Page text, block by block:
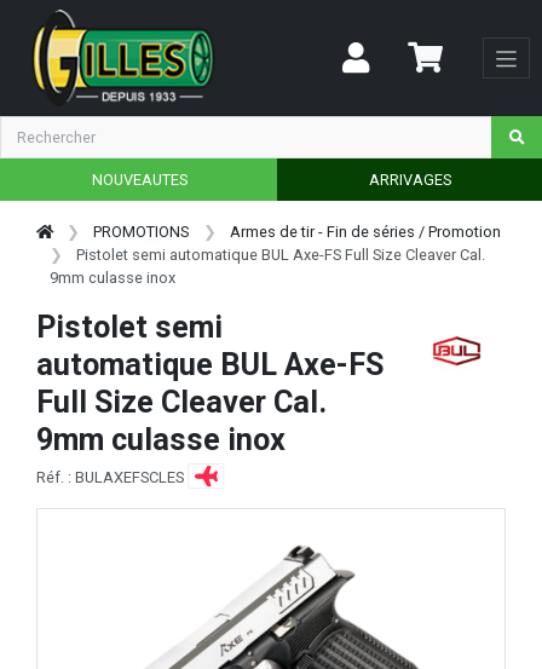
NOUVEAUTES ARRIVAGES
PROMOTIONS
Armes de tir - Fin de séries / Promotion
Pistolet semi automatique BUL Axe-FS Full Size Cleaver Cal.
9mm culasse inox
Pistolet semi
automatique BUL Axe-FS
Full Size Cleaver Cal.
9mm culasse inox
Réf. : BULAXEFSCLES